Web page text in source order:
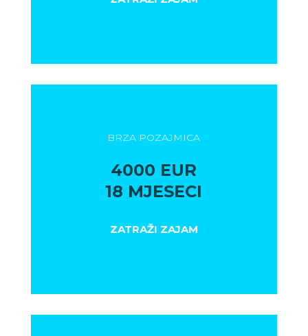
BRZA POZAJMICA
4000 EUR
18 MJESECI
ZATRAŽI ZAJAM